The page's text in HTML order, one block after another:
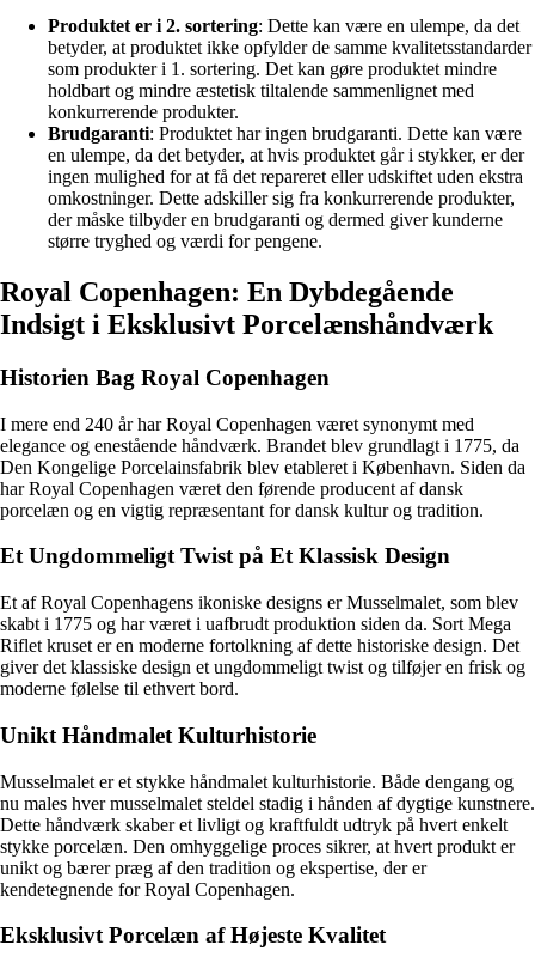
Produktet er i 2. sortering: Dette kan være en ulempe, da det
betyder, at produktet ikke opfylder de samme kvalitetsstandarder
som produkter i 1. sortering. Det kan gøre produktet mindre
holdbart og mindre æstetisk tiltalende sammenlignet med
konkurrerende produkter.
Brudgaranti: Produktet har ingen brudgaranti. Dette kan være
en ulempe, da det betyder, at hvis produktet går i stykker, er der
ingen mulighed for at få det repareret eller udskiftet uden ekstra
omkostninger. Dette adskiller sig fra konkurrerende produkter,
der måske tilbyder en brudgaranti og dermed giver kunderne
større tryghed og værdi for pengene.
Royal Copenhagen: En Dybdegående
Indsigt i Eksklusivt Porcelænshåndværk
Historien Bag Royal Copenhagen
I mere end 240 år har Royal Copenhagen været synonymt med
elegance og enestående håndværk. Brandet blev grundlagt i 1775, da
Den Kongelige Porcelainsfabrik blev etableret i København. Siden da
har Royal Copenhagen været den førende producent af dansk
porcelæn og en vigtig repræsentant for dansk kultur og tradition.
Et Ungdommeligt Twist på Et Klassisk Design
Et af Royal Copenhagens ikoniske designs er Musselmalet, som blev
skabt i 1775 og har været i uafbrudt produktion siden da. Sort Mega
Riflet kruset er en moderne fortolkning af dette historiske design. Det
giver det klassiske design et ungdommeligt twist og tilføjer en frisk og
moderne følelse til ethvert bord.
Unikt Håndmalet Kulturhistorie
Musselmalet er et stykke håndmalet kulturhistorie. Både dengang og
nu males hver musselmalet steldel stadig i hånden af dygtige kunstnere.
Dette håndværk skaber et livligt og kraftfuldt udtryk på hvert enkelt
stykke porcelæn. Den omhyggelige proces sikrer, at hvert produkt er
unikt og bærer præg af den tradition og ekspertise, der er
kendetegnende for Royal Copenhagen.
Eksklusivt Porcelæn af Højeste Kvalitet